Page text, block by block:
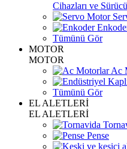
Cihazları ve
Tümünü Gör
MOTOR
MOTOR
Ac
Tümünü Gör
EL ALETLERİ
EL ALETLERİ
Pense